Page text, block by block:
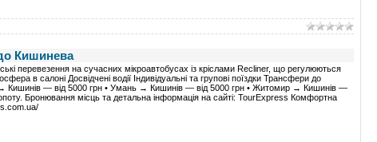
Кишинева
перевезення на сучасних мікроавтобусах із кріслами Recliner, що регулюються
в салоні Досвідчені водії Індивідуальні та групові поїздки Трансфери до
Кишинів — від 5000 грн • Умань → Кишинів — від 5000 грн • Житомир → Кишинів —
Бронювання місць та детальна інформація на сайті: TourExpress Комфортна